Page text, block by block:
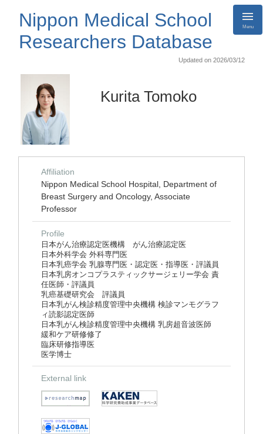
Nippon Medical School
Researchers Database
Menu
Updated on 2026/03/12
Kurita Tomoko
Affiliation
Nippon Medical School Hospital, Department of
Breast Surgery and Oncology, Associate
Professor
Profile
日本がん治療認定医機構 がん治療認定医
日本外科学会 外科専門医
日本乳癌学会 乳腺専門医・認定医・指導医・評議員
日本乳房オンコプラスティックサージェリー学会 責
任医師・評議員
乳癌基礎研究会 評議員
日本乳がん検診精度管理中央機構 検診マンモグラフ
ィ読影認定医師
日本乳がん検診精度管理中央機構 乳房超音波医師
緩和ケア研修修了
臨床研修指導医
医学博士
External link